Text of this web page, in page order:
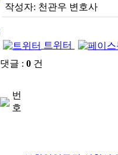
작성자: 천관우 변호사
트위터
댓글 : 0 건
번
호